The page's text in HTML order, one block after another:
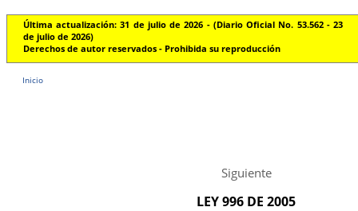
Última actualización: 31 de julio de 2026 - (Diario Oficial No. 53.562 - 23
de julio de 2026)
Derechos de autor reservados - Prohibida su reproducción
Inicio
Siguiente
LEY 996 DE 2005